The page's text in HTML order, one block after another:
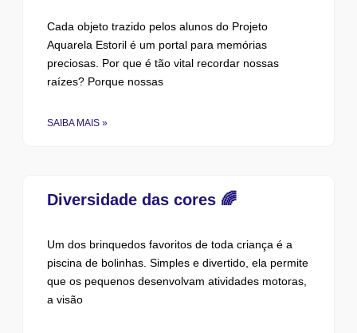
Cada objeto trazido pelos alunos do Projeto
Aquarela Estoril é um portal para memórias
preciosas. Por que é tão vital recordar nossas
raízes? Porque nossas
SAIBA MAIS »
Diversidade das cores 🌈
Um dos brinquedos favoritos de toda criança é a
piscina de bolinhas. Simples e divertido, ela permite
que os pequenos desenvolvam atividades motoras,
a visão